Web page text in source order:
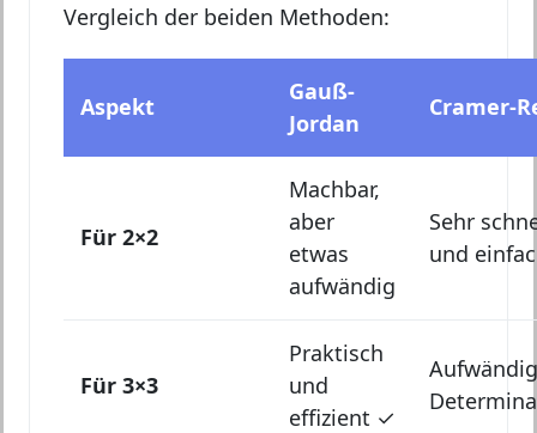
Vergleich der beiden Methoden:
Aspekt
Gauß-
Jordan
Cramer-
Für 2×2
Machbar,
aber
etwas
aufwändig
Sehr
und
Für 3×3
Praktisch
und
effizient ✓